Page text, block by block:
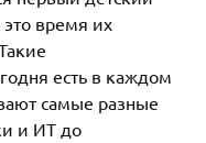
время их
есть в каждом
самые разные
и ИТ до